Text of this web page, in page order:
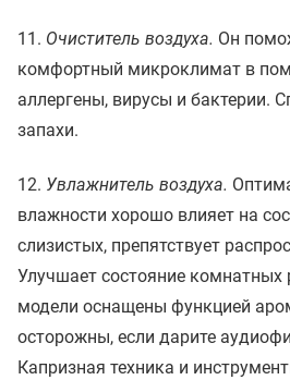
11. Очиститель воздуха. Он
комфортный микроклимат в
аллергены, вирусы и бактерии.
запахи.
12. Увлажнитель воздуха.
влажности хорошо влияет на
слизистых, препятствует
Улучшает состояние комнатных
модели оснащены функцией
осторожны, если дарите
Капризная техника и